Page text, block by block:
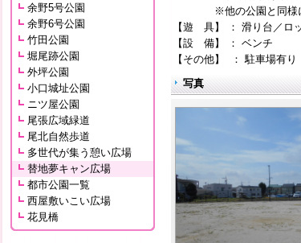
余野5号公園
余野6号公園
竹田公園
堀尾跡公園
外坪公園
小口城址公園
ニツ屋公園
尾張広域緑道
尾北自然歩道
多世代が集う憩い広場
替地夢キャン広場
都市公園一覧
西屋敷いこい広場
花見橋
※他の公園と同様に花
【遊 具】 ： 滑り台／ロ
【設 備】 ： ベンチ
【その他】 ： 駐車場有り
写真